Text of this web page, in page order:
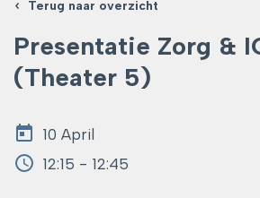
Terug naar overzicht
Presentatie Zorg &
(Theater 5)
10 April
12:15 - 12:45